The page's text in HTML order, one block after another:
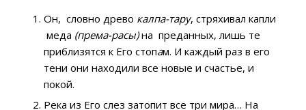
Он, словно древо калпа-тару, стряхивал капли
меда (према-расы)на преданных, лишь те
приблизятся к Его стопам. И каждый раз в его
тени они находили все новые и счастье, и
покой.
Река из Его слез затопит все три мира… На